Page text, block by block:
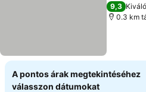
9,3 Kiváló
0.3 km
A pontos árak megtekintéséhez
válasszon dátumokat